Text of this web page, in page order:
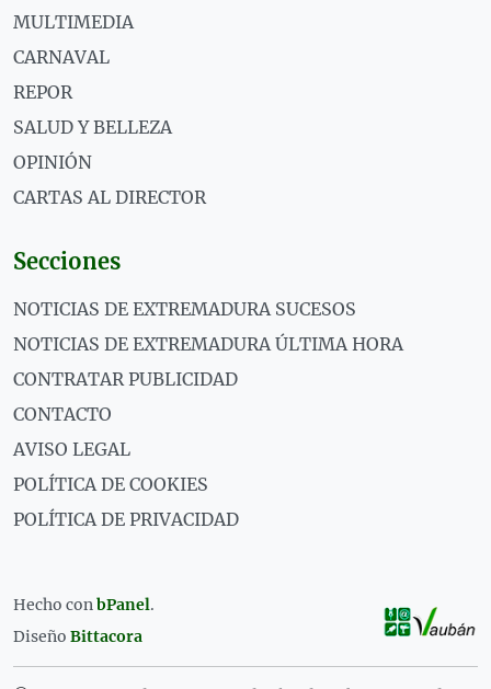
MULTIMEDIA
CARNAVAL
REPOR
SALUD Y BELLEZA
OPINIÓN
CARTAS AL DIRECTOR
Secciones
NOTICIAS DE EXTREMADURA SUCESOS
NOTICIAS DE EXTREMADURA ÚLTIMA HORA
CONTRATAR PUBLICIDAD
CONTACTO
AVISO LEGAL
POLÍTICA DE COOKIES
POLÍTICA DE PRIVACIDAD
Hecho conbPanel.
Diseño Bittacora